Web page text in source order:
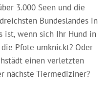
3.000 Seen und die
Bundeslandes in
ist, wenn sich Ihr Hund in
Pfote umknickt? Oder
einen verletzten
nächste Tiermediziner?